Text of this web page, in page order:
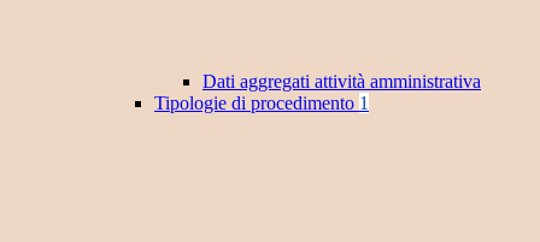
Dati aggregati attività amministrativa
Tipologie di procedimento 1